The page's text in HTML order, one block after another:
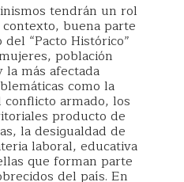
tendrán un rol
buena parte
“Pacto Histórico”
población
más afectada
como la
armado, los
producto de
la desigualdad de
laboral, educativa
que forman parte
del país. En